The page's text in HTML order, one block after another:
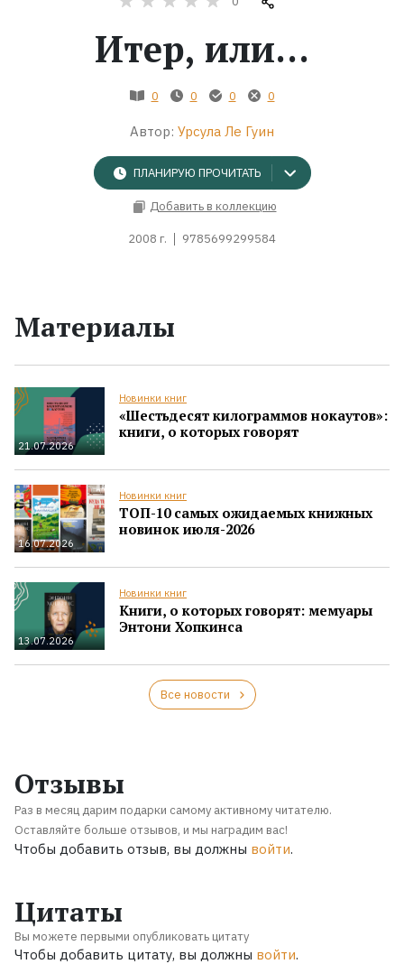
Экранизации
Коллекции
Итер, или...
0 0 0 0
Автор: Урсула Ле Гуин
ПЛАНИРУЮ ПРОЧИТАТЬ
Добавить в коллекцию
2008 г. 9785699299584
Материалы
21.07.2026
Новинки книг
«Шестьдесят килограммов нокаутов»:
книги, о которых говорят
16.07.2026
Новинки книг
ТОП-10 самых ожидаемых книжных
новинок июля-2026
13.07.2026
Новинки книг
Книги, о которых говорят: мемуары
Энтони Хопкинса
Все новости
Отзывы
Раз в месяц дарим подарки самому активному читателю.
Оставляйте больше отзывов, и мы наградим вас!
Чтобы добавить отзыв, вы должны войти.
Цитаты
Вы можете первыми опубликовать цитату
Чтобы добавить цитату, вы должны войти.